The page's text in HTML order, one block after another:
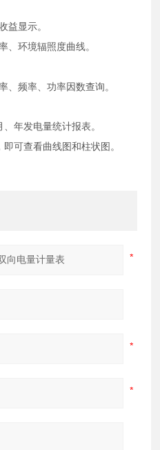
益显示。
、环境辐照度曲线。
、频率、功率因数查询。
、年发电量统计报表。
即可查看曲线图和柱状图。